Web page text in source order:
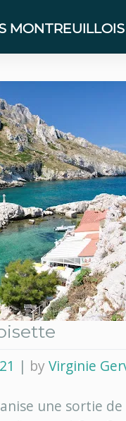
MONTREUILLOIS
| byVirginie
une sortie